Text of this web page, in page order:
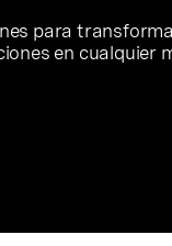
para
en cualquier